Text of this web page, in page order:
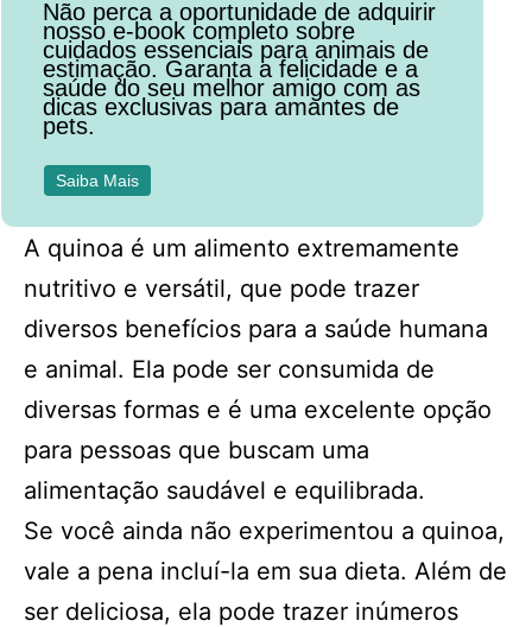
Não perca a oportunidade de adquirir
nosso e-book completo sobre
cuidados essenciais para animais de
estimação. Garanta a felicidade e a
saúde do seu melhor amigo com as
dicas exclusivas para amantes de
pets.
Saiba Mais
A quinoa é um alimento extremamente
nutritivo e versátil, que pode trazer
diversos benefícios para a saúde humana
e animal. Ela pode ser consumida de
diversas formas e é uma excelente opção
para pessoas que buscam uma
alimentação saudável e equilibrada.
Se você ainda não experimentou a quinoa,
vale a pena incluí-la em sua dieta. Além de
ser deliciosa, ela pode trazer inúmeros